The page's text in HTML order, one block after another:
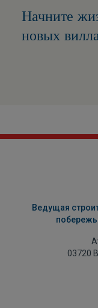
Начните
новых
Ведущая
03720